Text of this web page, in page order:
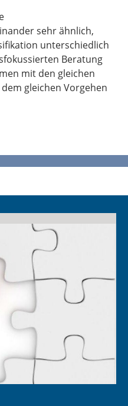
sehr ähnlich,
unterschiedlich
Beratung
mit den gleichen
gleichen Vorgehen